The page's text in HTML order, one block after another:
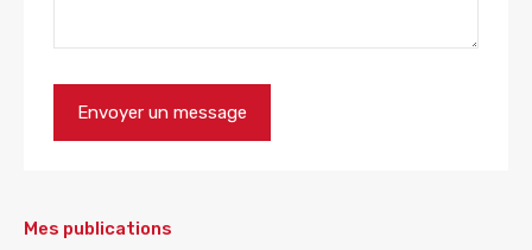
Mes publications